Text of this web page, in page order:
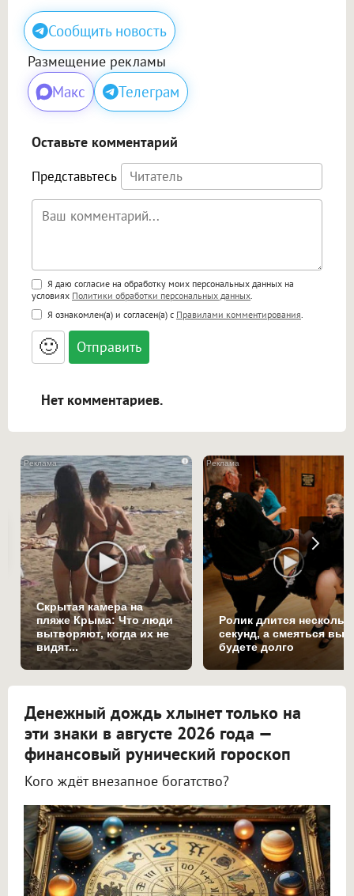
Сообщить новость
Размещение рекламы
Макс Телеграм
Оставьте комментарий
Представьтесь
Поддержка HTML
<b>, <strong>, <u>, <i>, <em>, <s>, <big>,
<small>, <sup>, <sub>, <pre>, <ul>, <ol>, <li>,
<blockquote>, <code> экранирует HTML,
адреса URL автоматически становятся
ссылками, и [img]адрес[/img] будет
Я даю согласие на обработку моих персональных данных на
условиях Политики обработки персональных данных
Я ознакомлен(а) и согласен(а) с Правилами комментирования
🙂
Нет комментариев.
i
Скрытая камера на
пляже Крыма: Что люди
вытворяют, когда их не
видят...
Ролик длится
секунд, а смеяться вы
будете долго
Денежный дождь хлынет только на
эти знаки в августе 2026 года —
финансовый рунический гороскоп
Кого ждёт внезапное богатство?